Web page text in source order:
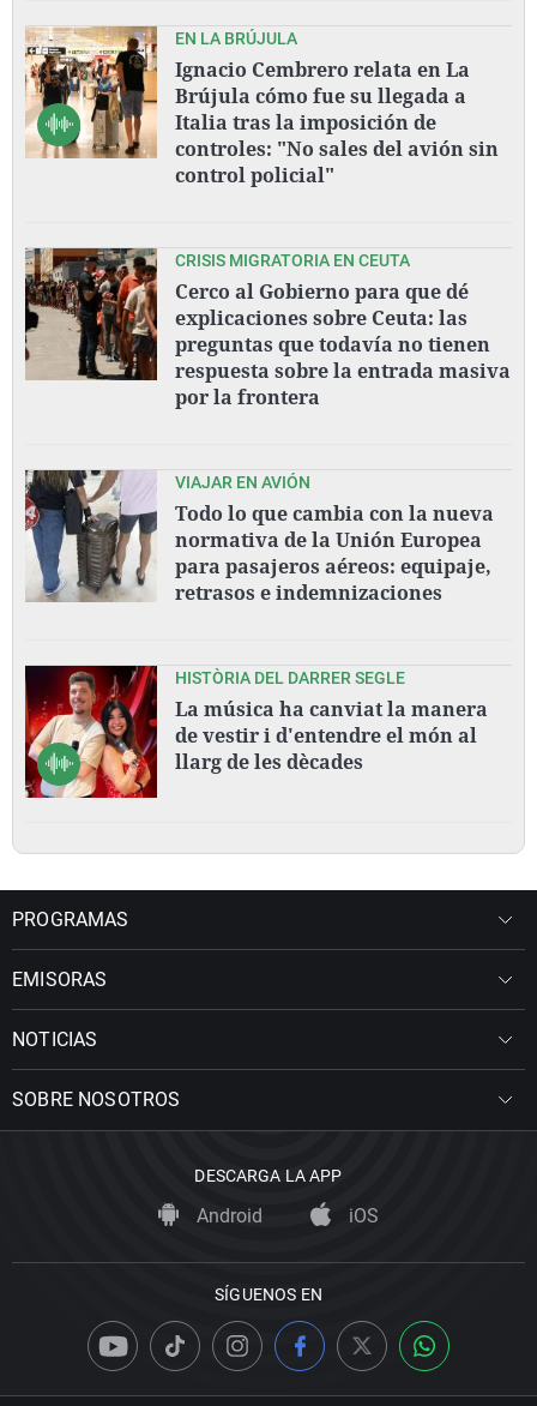
EN LA BRÚJULA
Ignacio Cembrero relata en La
Brújula cómo fue su llegada a
Italia tras la imposición de
controles: "No sales del avión sin
control policial"
CRISIS MIGRATORIA EN CEUTA
Cerco al Gobierno para que dé
explicaciones sobre Ceuta: las
preguntas que todavía no tienen
respuesta sobre la entrada masiva
por la frontera
VIAJAR EN AVIÓN
Todo lo que cambia con la nueva
normativa de la Unión Europea
para pasajeros aéreos: equipaje,
retrasos e indemnizaciones
HISTÒRIA DEL DARRER SEGLE
La música ha canviat la manera
de vestir i d'entendre el món al
llarg de les dècades
PROGRAMAS
EMISORAS
NOTICIAS
SOBRE NOSOTROS
DESCARGA LA APP
Android iOS
SÍGUENOS EN